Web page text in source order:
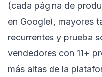
(cada página de
en Google), mayores
recurrentes y prueba
vendedores con 11+
más altas de la